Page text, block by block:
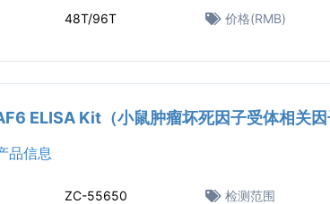
48T/96T 价格(RMB)
ELISA Kit（小鼠肿瘤坏死因子受体相关因
品信息
ZC-55650 检测范围